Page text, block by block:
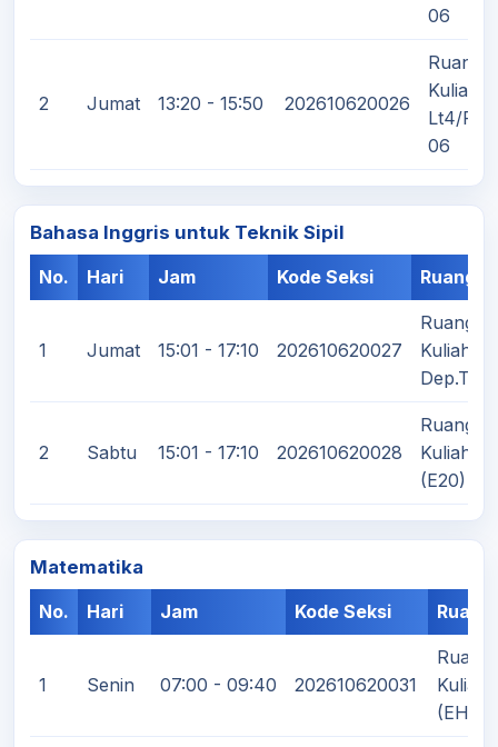
06
2 Jumat 13:20 - 15:50 202610620026
Ruang
Kuliah
Lt4/F4
06
Bahasa Inggris untuk Teknik Sipil
No.
Hari Jam Kode Seksi Ruangan
1 Jumat 15:01 - 17:10 202610620027
Ruang
Kuliah
2 Sabtu 15:01 - 17:10 202610620028
Ruang
Kuliah III
(E20)
Matematika
No.
Hari Jam Kode Seksi
1 Senin 07:00 - 09:40 202610620031
Ruang
Kuliah
(EH.5)